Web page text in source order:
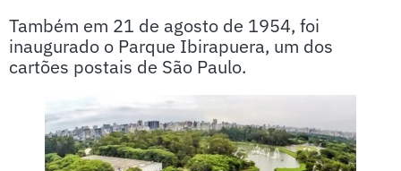
Também em 21 de agosto de 1954, foi
inaugurado o Parque Ibirapuera, um dos
cartões postais de São Paulo.